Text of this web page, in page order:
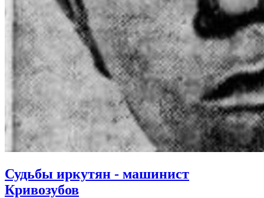
Судьбы иркутян - машинист
Кривозубов